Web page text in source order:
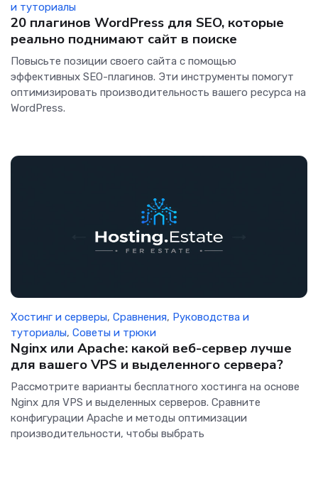
и туториалы
20 плагинов WordPress для SEO, которые
реально поднимают сайт в поиске
Повысьте позиции своего сайта с помощью
эффективных SEO-плагинов. Эти инструменты помогут
оптимизировать производительность вашего ресурса на
WordPress.
Хостинг и серверы, Сравнения, Руководства и
туториалы, Советы и трюки
Nginx или Apache: какой веб-сервер лучше
для вашего VPS и выделенного сервера?
Рассмотрите варианты бесплатного хостинга на основе
Nginx для VPS и выделенных серверов. Сравните
конфигурации Apache и методы оптимизации
производительности, чтобы выбрать